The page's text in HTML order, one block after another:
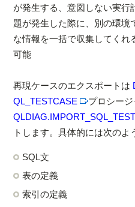
が発生する、意図しない実行
題が発生した際に、別の環境
な情報を一括で収集してく
可能
再現ケースのエクスポートは
QL_TESTCASE
プロシー
トします。具体的には次のよ
SQL文
表の定義
索引の定義